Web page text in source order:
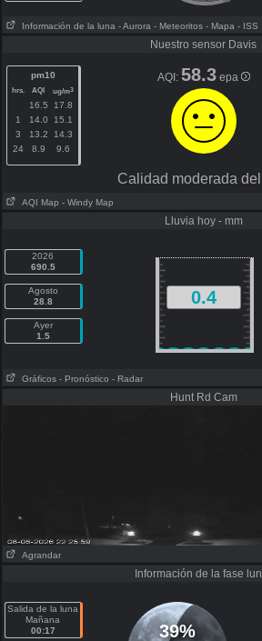
Información de la luna - Aurora - Meteoritos - Mapa - ISS
Nuestro sensor Davis
pm10
hrs. AQI ug/m3
16.5
17.8
1
14.0
15.1
3
13.2
14.3
24
8.9 9.6
AQI: 58.3 epa
Calidad moderada
AQI Map - Windy Map
Lluvia hoy - mm
2026
690.5
Agosto
28.8
Ayer
1.5
0.4
Gráficos - Pronóstico - Radar
Hunt Rd Cam
Agrandar
Información de la fase
Salida de la luna
Mañana
00:17
39%